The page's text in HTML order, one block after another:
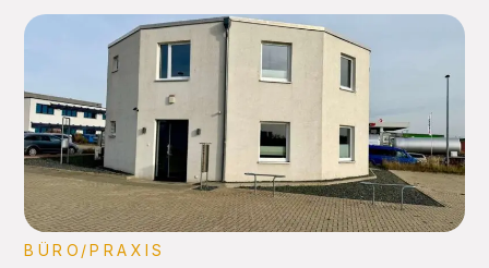
BÜRO/PRAXIS